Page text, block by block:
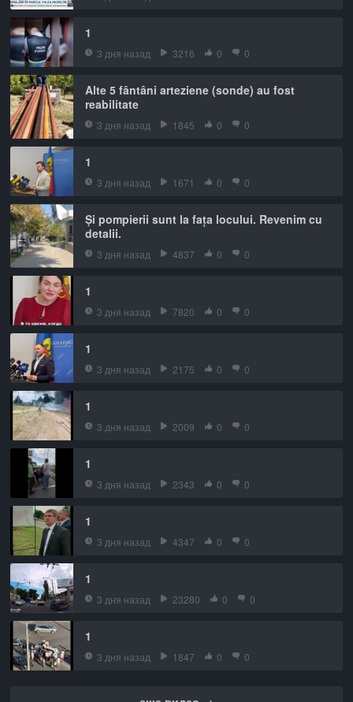
1
3 дня назад 3216 0 0
Alte 5 fântâni arteziene (sonde) au fost
reabilitate
3 дня назад 1845 0 0
1
3 дня назад 1671 0 0
Și pompierii sunt la fața locului. Revenim cu
detalii.
3 дня назад 4837 0 0
1
3 дня назад 7820 0 0
1
3 дня назад 2175 0 0
1
3 дня назад 2009 0 0
1
3 дня назад 2343 0 0
1
3 дня назад 4347 0 0
1
3 дня назад 23280 0 0
1
3 дня назад 1847 0 0